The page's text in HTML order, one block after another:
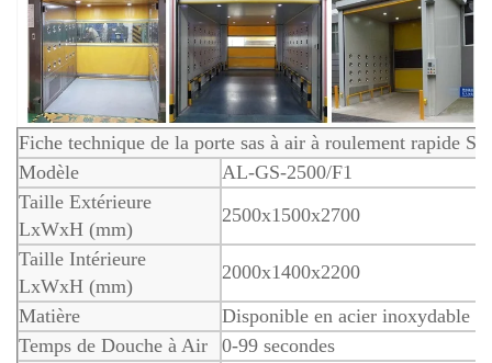
Fiche technique de la porte sas à air à roulement rapide
Modèle
AL-GS-2500/F1
Taille Extérieure
LxWxH (mm)
2500x1500x2700
Taille Intérieure
LxWxH (mm)
2000x1400x2200
Matière
Disponible en acier inoxydable
Temps de Douche à Air
0-99 secondes